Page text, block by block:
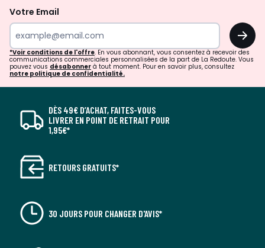
Votre Email
OK
*Voir conditions de l'offre. En vous abonnant, vous consentez à recevoir des
communications commerciales personnalisées de la part de La Redoute. Vous
pouvez vous désabonner à tout moment. Pour en savoir plus, consultez
notre politique de confidentialité.
DÈS 49€ D’ACHAT, FAITES-VOUS
LIVRER EN POINT DE RETRAIT POUR
1,95€*
RETOURS GRATUITS*
30 JOURS POUR CHANGER D'AVIS*